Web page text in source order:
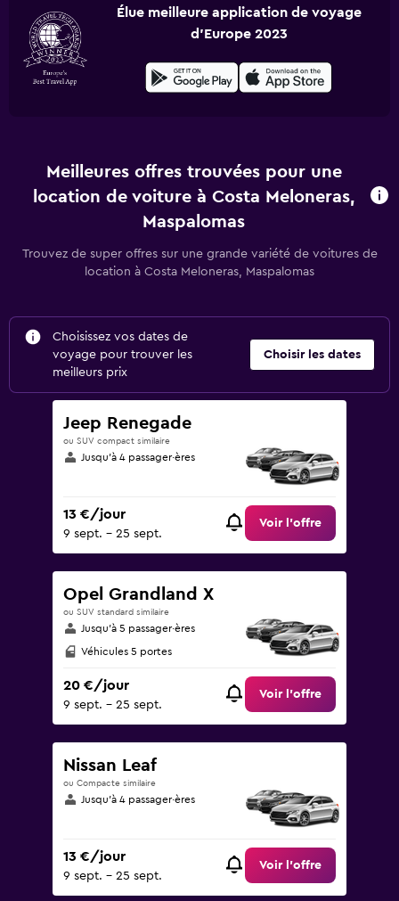
Élue meilleure application de voyage
d'Europe 2023
Meilleures offres trouvées pour une
location de voiture à Costa Meloneras,
Maspalomas
Trouvez de super offres sur une grande variété de voitures de
location à Costa Meloneras, Maspalomas
Choisissez vos dates de
voyage pour trouver les
meilleurs prix
Choisir les dates
Jeep Renegade
ou SUV compact similaire
Jusqu’à 4 passager·ères
13 €/jour
9 sept. - 25 sept.
Voir l’offre
Opel Grandland X
ou SUV standard similaire
Jusqu’à 5 passager·ères
Véhicules 5 portes
20 €/jour
9 sept. - 25 sept.
Voir l’offre
Nissan Leaf
ou Compacte similaire
Jusqu’à 4 passager·ères
13 €/jour
9 sept. - 25 sept.
Voir l’offre